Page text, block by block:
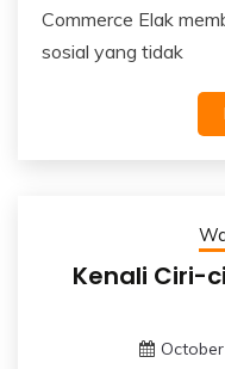
Commerce Elak
sosial yang tidak
Kenali Ciri-